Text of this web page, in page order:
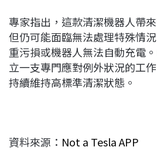
專家指出，這款清潔機器人帶
但仍可能面臨無法處理特殊情
重污損或機器人無法自動充電
立一支專門應對例外狀況的工
持續維持高標準清潔狀態。
資料來源： Not a Tesla APP